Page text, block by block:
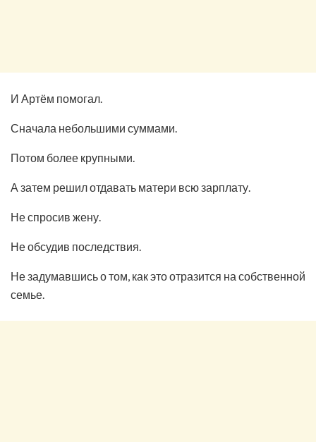
И Артём помогал.
Сначала небольшими суммами.
Потом более крупными.
А затем решил отдавать матери всю зарплату.
Не спросив жену.
Не обсудив последствия.
Не задумавшись о том, как это отразится на собственной
семье.